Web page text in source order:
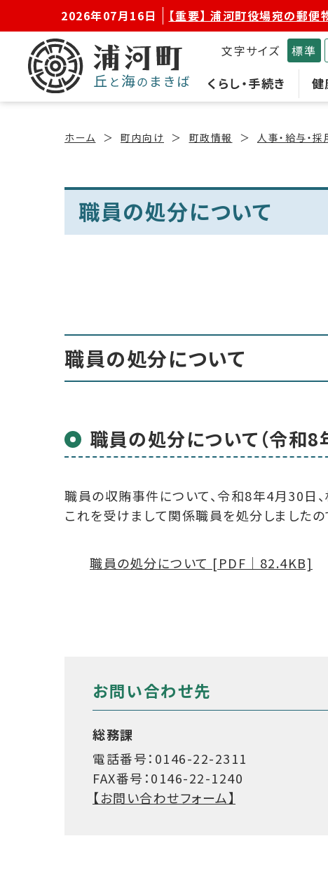
2026年07月16日 【重要】 浦河町役場宛の郵便
くらし・手続き 健
文字サイズ 標準
ホーム 町内向け 町政情報 人事・給与・採
職員の処分について
職員の処分について
職員の処分について（令和8
職員の収賄事件について、令和8年4月30日
これを受けまして関係職員を処分しましたの
職員の処分について [PDF｜82.4KB]
お問い合わせ先
総務課
電話番号：0146-22-2311
FAX番号：0146-22-1240
【お問い合わせフォーム】